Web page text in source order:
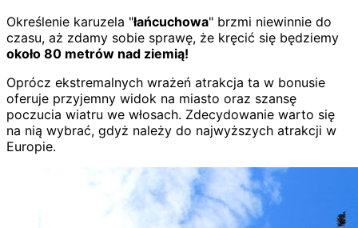
Określenie karuzela "łańcuchowa" brzmi niewinnie do
czasu, aż zdamy sobie sprawę, że kręcić się będziemy
około 80 metrów nad ziemią!
Oprócz ekstremalnych wrażeń atrakcja ta w bonusie
oferuje przyjemny widok na miasto oraz szansę
poczucia wiatru we włosach. Zdecydowanie warto się
na nią wybrać, gdyż należy do najwyższych atrakcji w
Europie.